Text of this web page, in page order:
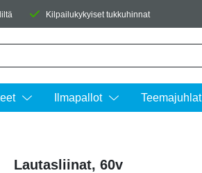
Kilpailukykyiset tukkuhinnat
Ilmapallot Teemajuhlat
Lautasliinat, 60v